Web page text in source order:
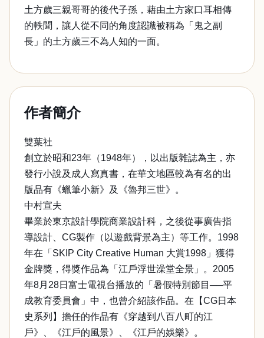
土方歲三親哥哥的後代子孫，藉由土方家口耳相傳
的軼聞，讓人從不同的角度認識被稱為「鬼之副
長」的土方歲三不為人知的一面。
作者簡介
雙葉社
創立於昭和23年（1948年），以出版雜誌為主，亦
發行小說及成人寫真書，在華文地區較為有名的出
版品有《蠟筆小新》及《魯邦三世》。
中村宣夫
畢業於東京設計學院商業設計科，之後從事廣告指
導設計、CG製作（以遊戲背景為主）等工作。1998
年在「SKIP City Creative Human 大賞1998」獲得
金牌獎，得獎作品為「江戶浮世澡堂全景」。2005
年8月28日富士電視台播放的「暑假特別節目──平
成教育委員會」中，也曾介紹該作品。在【CG日本
史系列】擔任的作品有《穿越到八百八町的江
戶》、《江戶的風景》、《江戶的娛樂》。